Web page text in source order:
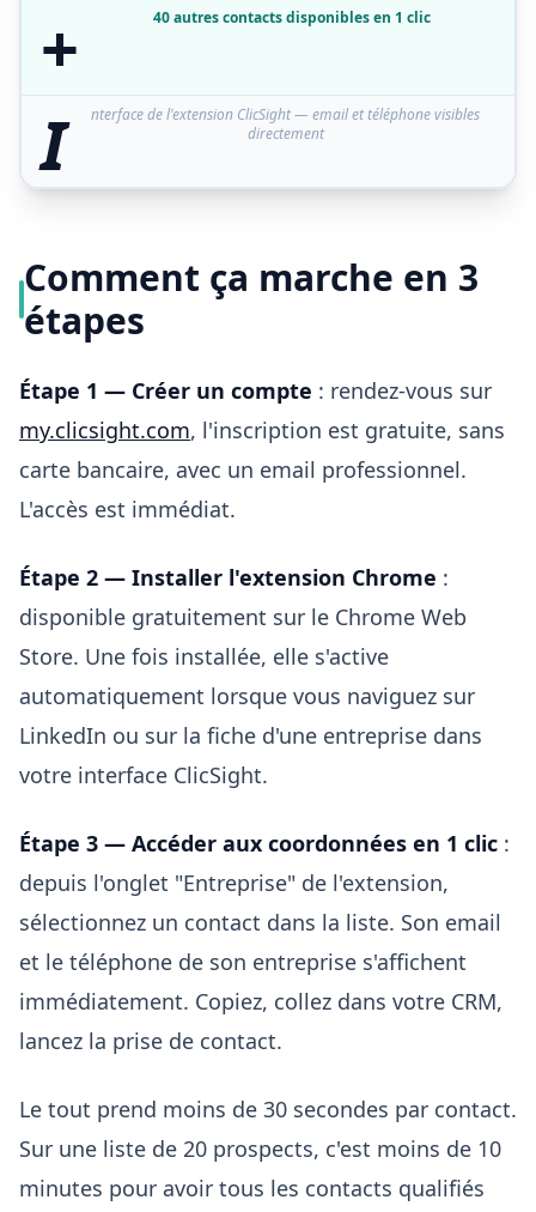
+ 40 autres contacts disponibles en 1 clic
I
nterface de l'extension ClicSight — email et téléphone visibles
directement
Comment ça marche en 3
étapes
Étape 1 — Créer un compte : rendez-vous sur
my.clicsight.com, l'inscription est gratuite, sans
carte bancaire, avec un email professionnel.
L'accès est immédiat.
Étape 2 — Installer l'extension Chrome :
disponible gratuitement sur le Chrome Web
Store. Une fois installée, elle s'active
automatiquement lorsque vous naviguez sur
LinkedIn ou sur la fiche d'une entreprise dans
votre interface ClicSight.
Étape 3 — Accéder aux coordonnées en 1 clic :
depuis l'onglet "Entreprise" de l'extension,
sélectionnez un contact dans la liste. Son email
et le téléphone de son entreprise s'affichent
immédiatement. Copiez, collez dans votre CRM,
lancez la prise de contact.
Le tout prend moins de 30 secondes par contact.
Sur une liste de 20 prospects, c'est moins de 10
minutes pour avoir tous les contacts qualifiés